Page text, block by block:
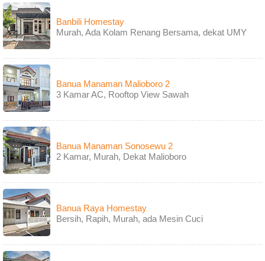
Banbili Homestay
Murah, Ada Kolam Renang Bersama, dekat UMY
Banua Manaman Malioboro 2
3 Kamar AC, Rooftop View Sawah
Banua Manaman Sonosewu 2
2 Kamar, Murah, Dekat Malioboro
Banua Raya Homestay
Bersih, Rapih, Murah, ada Mesin Cuci